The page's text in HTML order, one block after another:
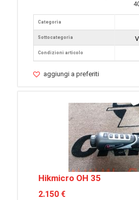
Categoria
Sottocategoria
Condizioni articolo
aggiungi a preferiti
Hikmicro OH 35
2.150 €